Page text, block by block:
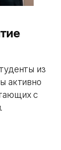
из
активно
с